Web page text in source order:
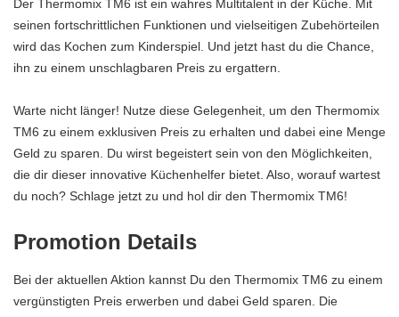
Der Thermomix TM6 ist ein wahres Multitalent in der Küche. Mit
seinen fortschrittlichen Funktionen und vielseitigen Zubehörteilen
wird das Kochen zum Kinderspiel. Und jetzt hast du die Chance,
ihn zu einem unschlagbaren Preis zu ergattern.
Warte nicht länger! Nutze diese Gelegenheit, um den Thermomix
TM6 zu einem exklusiven Preis zu erhalten und dabei eine Menge
Geld zu sparen. Du wirst begeistert sein von den Möglichkeiten,
die dir dieser innovative Küchenhelfer bietet. Also, worauf wartest
du noch? Schlage jetzt zu und hol dir den Thermomix TM6!
Promotion Details
Bei der aktuellen Aktion kannst Du den Thermomix TM6 zu einem
vergünstigten Preis erwerben und dabei Geld sparen. Die